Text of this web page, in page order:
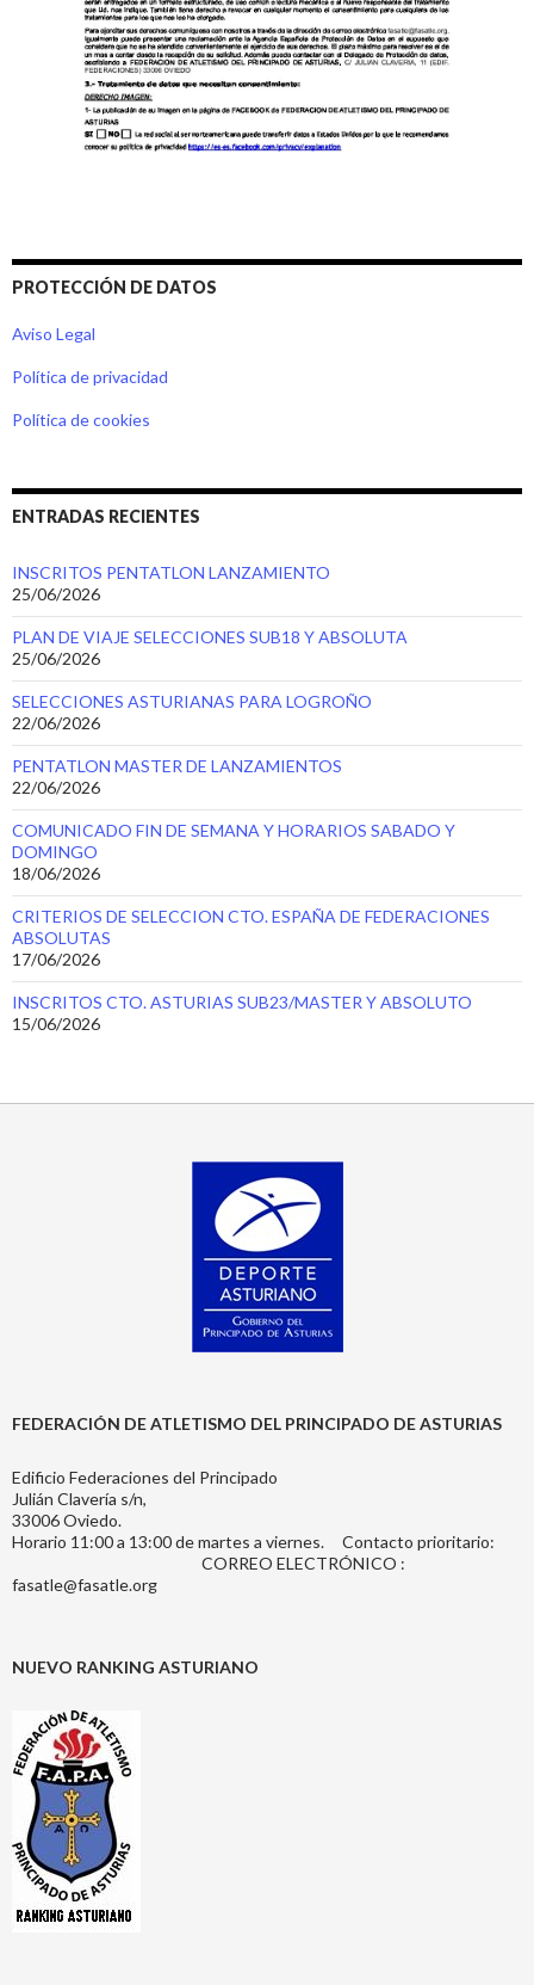
PROTECCIÓN DE DATOS
Aviso Legal
Política de privacidad
Política de cookies
ENTRADAS RECIENTES
INSCRITOS PENTATLON LANZAMIENTO
25/06/2026
PLAN DE VIAJE SELECCIONES SUB18 Y ABSOLUTA
25/06/2026
SELECCIONES ASTURIANAS PARA LOGROÑO
22/06/2026
PENTATLON MASTER DE LANZAMIENTOS
22/06/2026
COMUNICADO FIN DE SEMANA Y HORARIOS SABADO Y
DOMINGO
18/06/2026
CRITERIOS DE SELECCION CTO. ESPAÑA DE FEDERACIONES
ABSOLUTAS
17/06/2026
INSCRITOS CTO. ASTURIAS SUB23/MASTER Y ABSOLUTO
15/06/2026
FEDERACIÓN DE ATLETISMO DEL PRINCIPADO DE ASTURIAS
Edificio Federaciones del Principado
Julián Clavería s/n,
33006 Oviedo.
Horario 11:00 a 13:00 de martes a viernes. Contacto prioritario:
CORREO ELECTRÓNICO :
fasatle@fasatle.org
NUEVO RANKING ASTURIANO